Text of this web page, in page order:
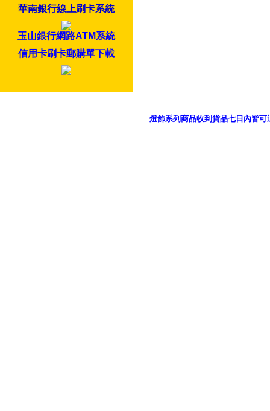
華南銀行線上刷卡系統
玉山銀行網路ATM系統
信用卡刷卡郵購單下載
燈飾系列商品收到貨品七日內皆